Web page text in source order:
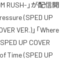
RUSH-」が配信開
(SPED UP
VER.)」「Where
UP COVER
of Time (SPED UP